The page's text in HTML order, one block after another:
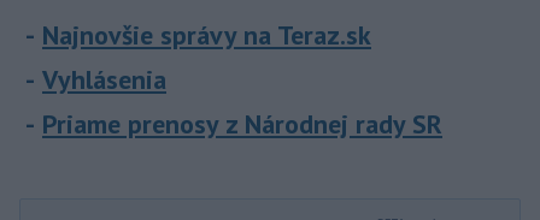
Najnovšie správy na Teraz.sk
Vyhlásenia
Priame prenosy z Národnej rady SR